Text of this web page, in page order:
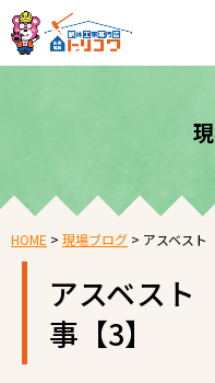
HOME > 現場ブログ > アスベスト
アスベスト
事【3】